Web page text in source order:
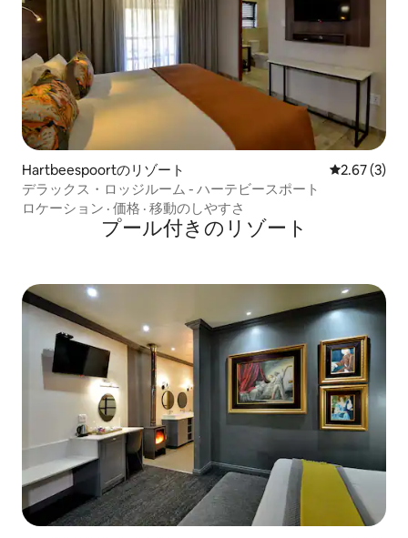
Hartbeespoortのリゾート レビュー3
2.67 (3)
デラックス・ロッジルーム - ハーテビースポート
ロケーション · 価格 · 移動のしやすさ
プール付きのリゾート